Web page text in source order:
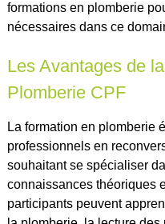
formations en plomberie
nécessaires dans ce
Les Avantages de
Plomberie CPF
La formation en plomberie
professionnels en
souhaitant se spécialiser
connaissances théoriques
participants peuvent